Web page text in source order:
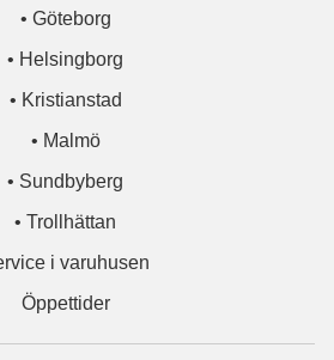
• Göteborg
• Helsingborg
• Kristianstad
• Malmö
• Sundbyberg
• Trollhättan
i varuhusen
Öppettider